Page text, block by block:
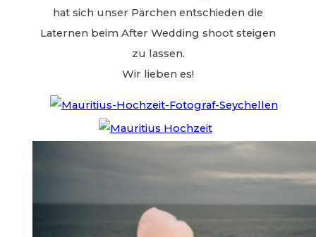
hat sich unser Pärchen entschieden die
Laternen beim After Wedding shoot steigen
zu lassen.
Wir lieben es!